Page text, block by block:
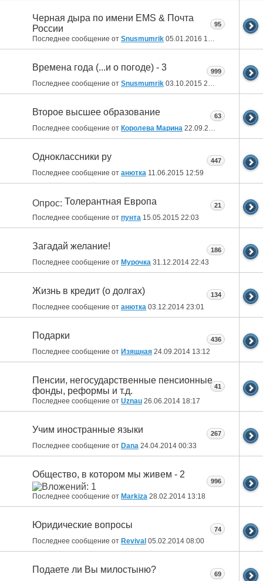
Черная дыра по имени EMS & Почта
России
Последнее сообщение от Snusmumrik 05.01.2016 18:26
95
Времена года (...и о погоде) - 3
Последнее сообщение от Snusmumrik 03.10.2015 21:09
999
Второе высшее образование
Последнее сообщение от Королева Марина 22.09.2015
63
Одноклассники ру
Последнее сообщение от анютка 11.06.2015 12:59
447
Опрос: Толерантная Европа
Последнее сообщение от пунта 15.05.2015 22:03
21
Загадай желание!
Последнее сообщение от Мурочка 31.12.2014 22:43
186
Жизнь в кредит (о долгах)
Последнее сообщение от анютка 03.12.2014 23:01
134
Подарки
Последнее сообщение от Изящная 24.09.2014 13:12
436
Пенсии, негосударственные пенсионные
фонды, реформы и т.д.
Последнее сообщение от Uznau 26.06.2014 18:17
41
Учим иностранные языки
Последнее сообщение от Dana 24.04.2014 00:33
267
Общество, в котором мы живем - 2
Последнее сообщение от Markiza 28.02.2014 13:18
996
Юридические вопросы
Последнее сообщение от Revival 05.02.2014 08:00
74
Подаете ли Вы милостыню? 69